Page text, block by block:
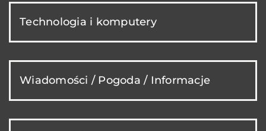
Technologia i komputery
Wiadomości / Pogoda / Informacje